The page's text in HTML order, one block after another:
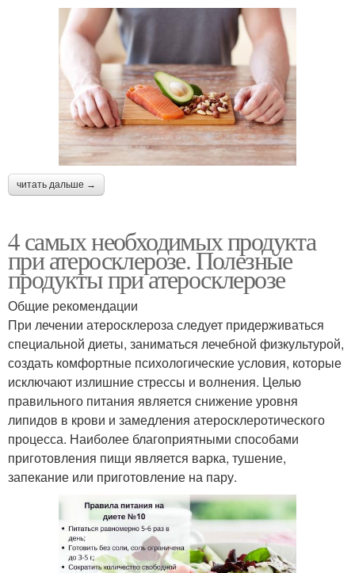
читать дальше →
4 самых необходимых продукта
при атеросклерозе. Полезные
продукты при атеросклерозе
Общие рекомендации
При лечении атеросклероза следует придерживаться
специальной диеты, заниматься лечебной физкультурой,
создать комфортные психологические условия, которые
исключают излишние стрессы и волнения. Целью
правильного питания является снижение уровня
липидов в крови и замедления атеросклеротического
процесса. Наиболее благоприятными способами
приготовления пищи является варка, тушение,
запекание или приготовление на пару.